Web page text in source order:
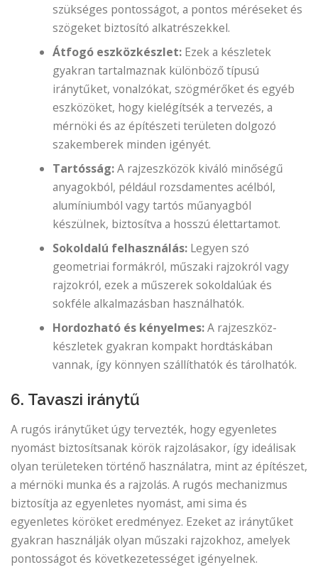
szükséges pontosságot, a pontos méréseket és
szögeket biztosító alkatrészekkel.
Átfogó eszközkészlet: Ezek a készletek
gyakran tartalmaznak különböző típusú
iránytűket, vonalzókat, szögmérőket és egyéb
eszközöket, hogy kielégítsék a tervezés, a
mérnöki és az építészeti területen dolgozó
szakemberek minden igényét.
Tartósság:A rajzeszközök kiváló minőségű
anyagokból, például rozsdamentes acélból,
alumíniumból vagy tartós műanyagból
készülnek, biztosítva a hosszú élettartamot.
Sokoldalú felhasználás: Legyen szó
geometriai formákról, műszaki rajzokról vagy
rajzokról, ezek a műszerek sokoldalúak és
sokféle alkalmazásban használhatók.
Hordozható és kényelmes:A rajzeszköz-
készletek gyakran kompakt hordtáskában
vannak, így könnyen szállíthatók és tárolhatók.
6. Tavaszi iránytű
A rugós iránytűket úgy tervezték, hogy egyenletes
nyomást biztosítsanak körök rajzolásakor, így ideálisak
olyan területeken történő használatra, mint az építészet,
a mérnöki munka és a rajzolás. A rugós mechanizmus
biztosítja az egyenletes nyomást, ami sima és
egyenletes köröket eredményez. Ezeket az iránytűket
gyakran használják olyan műszaki rajzokhoz, amelyek
pontosságot és következetességet igényelnek.